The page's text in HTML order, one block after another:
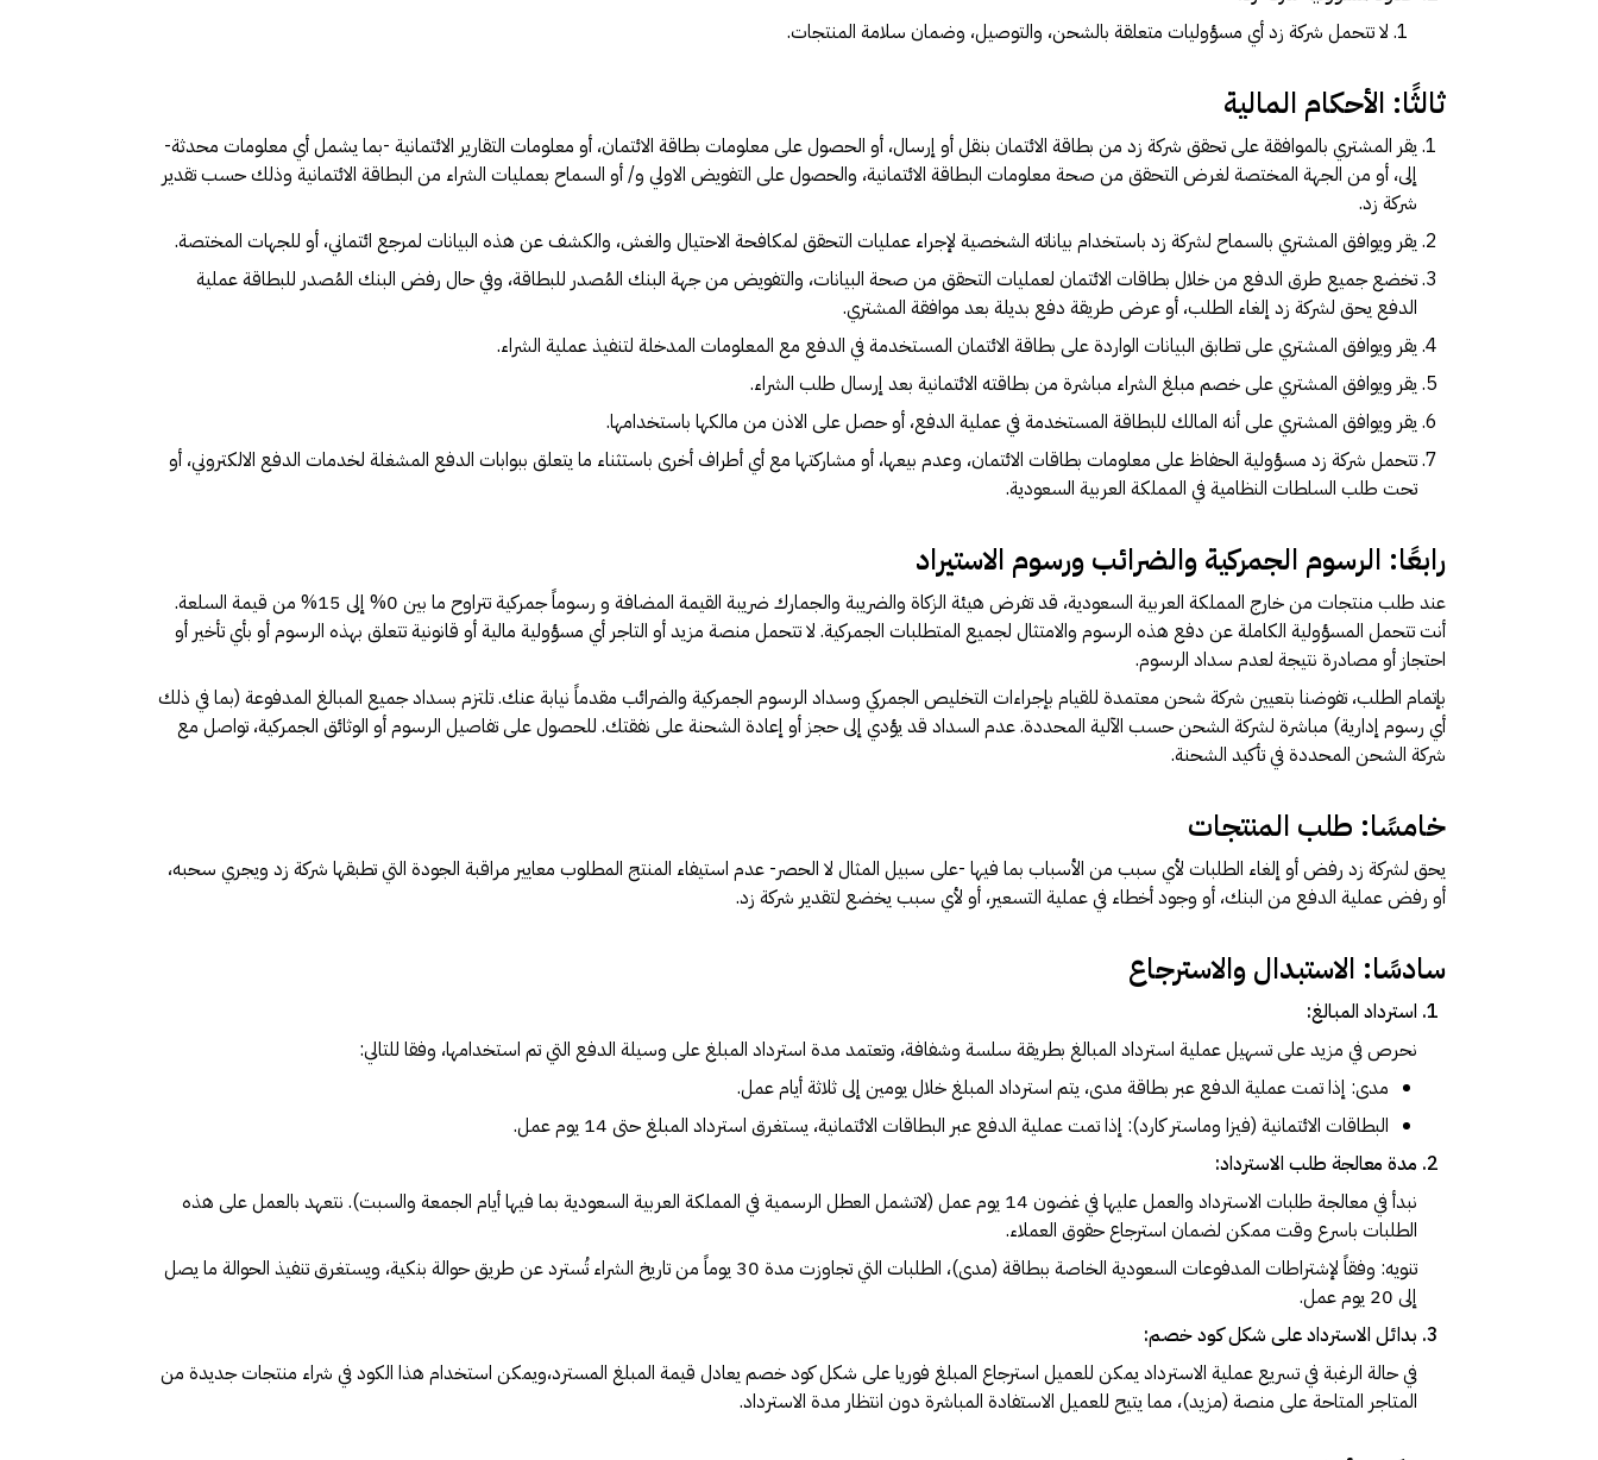
لا تتحمل شركة زد أي مسؤوليات متعلقة بالشحن، والتوصيل، وضمان سلامة المنتجات.
ثالثًا: الأحكام المالية
يقر المشتري بالموافقة على تحقق شركة زد من بطاقة الائتمان بنقل أو إرسال، أو الحصول على معلومات بطاقة الائتمان، أو معلومات التقارير الائتمانية -بما يشمل أي معلومات محدثة-
إلى، أو من الجهة المختصة لغرض التحقق من صحة معلومات البطاقة الائتمانية، والحصول على التفويض الاولي و/ أو السماح بعمليات الشراء من البطاقة الائتمانية وذلك حسب تقدير
شركة زد.
يقر ويوافق المشتري بالسماح لشركة زد باستخدام بياناته الشخصية لإجراء عمليات التحقق لمكافحة الاحتيال والغش، والكشف عن هذه البيانات لمرجع ائتماني، أو للجهات المختصة.
تخضع جميع طرق الدفع من خلال بطاقات الائتمان لعمليات التحقق من صحة البيانات، والتفويض من جهة البنك المُصدر للبطاقة، وفي حال رفض البنك المُصدر للبطاقة عملية
الدفع يحق لشركة زد إلغاء الطلب، أو عرض طريقة دفع بديلة بعد موافقة المشتري.
يقر ويوافق المشتري على تطابق البيانات الواردة على بطاقة الائتمان المستخدمة في الدفع مع المعلومات المدخلة لتنفيذ عملية الشراء.
يقر ويوافق المشتري على خصم مبلغ الشراء مباشرة من بطاقته الائتمانية بعد إرسال طلب الشراء.
يقر ويوافق المشتري على أنه المالك للبطاقة المستخدمة في عملية الدفع، أو حصل على الاذن من مالكها باستخدامها.
تتحمل شركة زد مسؤولية الحفاظ على معلومات بطاقات الائتمان، وعدم بيعها، أو مشاركتها مع أي أطراف أخرى باستثناء ما يتعلق ببوابات الدفع المشغلة لخدمات الدفع الالكتروني، أو
تحت طلب السلطات النظامية في المملكة العربية السعودية.
رابعًا: الرسوم الجمركية والضرائب ورسوم الاستيراد
عند طلب منتجات من خارج المملكة العربية السعودية، قد تفرض هيئة الزكاة والضريبة والجمارك ضريبة القيمة المضافة و رسوماً جمركية تتراوح ما بين 0% إلى 15% من قيمة السلعة.
أنت تتحمل المسؤولية الكاملة عن دفع هذه الرسوم والامتثال لجميع المتطلبات الجمركية. لا تتحمل منصة مزيد أو التاجر أي مسؤولية مالية أو قانونية تتعلق بهذه الرسوم أو بأي تأخير أو
احتجاز أو مصادرة نتيجة لعدم سداد الرسوم.
بإتمام الطلب، تفوضنا بتعيين شركة شحن معتمدة للقيام بإجراءات التخليص الجمركي وسداد الرسوم الجمركية والضرائب مقدماً نيابة عنك. تلتزم بسداد جميع المبالغ المدفوعة (بما في ذلك
أي رسوم إدارية) مباشرة لشركة الشحن حسب الآلية المحددة. عدم السداد قد يؤدي إلى حجز أو إعادة الشحنة على نفقتك. للحصول على تفاصيل الرسوم أو الوثائق الجمركية، تواصل مع
شركة الشحن المحددة في تأكيد الشحنة.
خامسًا: طلب المنتجات
يحق لشركة زد رفض أو إلغاء الطلبات لأي سبب من الأسباب بما فيها -على سبيل المثال لا الحصر- عدم استيفاء المنتج المطلوب معايير مراقبة الجودة التي تطبقها شركة زد ويجري سحبه،
أو رفض عملية الدفع من البنك، أو وجود أخطاء في عملية التسعير، أو لأي سبب يخضع لتقدير شركة زد.
سادسًا: الاستبدال والاسترجاع
استرداد المبالغ:
نحرص في مزيد على تسهيل عملية استرداد المبالغ بطريقة سلسة وشفافة، وتعتمد مدة استرداد المبلغ على وسيلة الدفع التي تم استخدامها، وفقا للتالي:
مدى: إذا تمت عملية الدفع عبر بطاقة مدى، يتم استرداد المبلغ خلال يومين إلى ثلاثة أيام عمل.
البطاقات الائتمانية (فيزا وماستر كارد): إذا تمت عملية الدفع عبر البطاقات الائتمانية، يستغرق استرداد المبلغ حتى 14 يوم عمل.
مدة معالجة طلب الاسترداد:
نبدأ في معالجة طلبات الاسترداد والعمل عليها في غضون 14 يوم عمل (لاتشمل العطل الرسمية في المملكة العربية السعودية بما فيها أيام الجمعة والسبت). نتعهد بالعمل على هذه
الطلبات باسرع وقت ممكن لضمان استرجاع حقوق العملاء.
تنويه: وفقاً لإشتراطات المدفوعات السعودية الخاصة ببطاقة (مدى)، الطلبات التي تجاوزت مدة 30 يوماً من تاريخ الشراء تُسترد عن طريق حوالة بنكية، ويستغرق تنفيذ الحوالة ما يصل
إلى 20 يوم عمل.
بدائل الاسترداد على شكل كود خصم:
في حالة الرغبة في تسريع عملية الاسترداد يمكن للعميل استرجاع المبلغ فوريا على شكل كود خصم يعادل قيمة المبلغ المسترد،ويمكن استخدام هذا الكود في شراء منتجات جديدة من
المتاجر المتاحة على منصة (مزيد)، مما يتيح للعميل الاستفادة المباشرة دون انتظار مدة الاسترداد.